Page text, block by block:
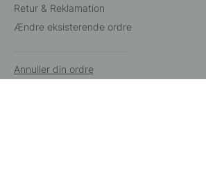
Retur & Reklamation
Ændre eksisterende ordre
Annuller din ordre